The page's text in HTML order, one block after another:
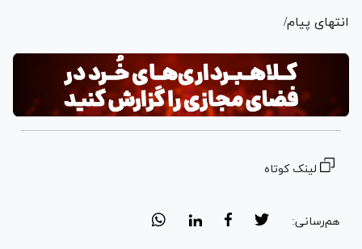
انتهای پیام/
لینک کوتاه
هم‌رسانی: